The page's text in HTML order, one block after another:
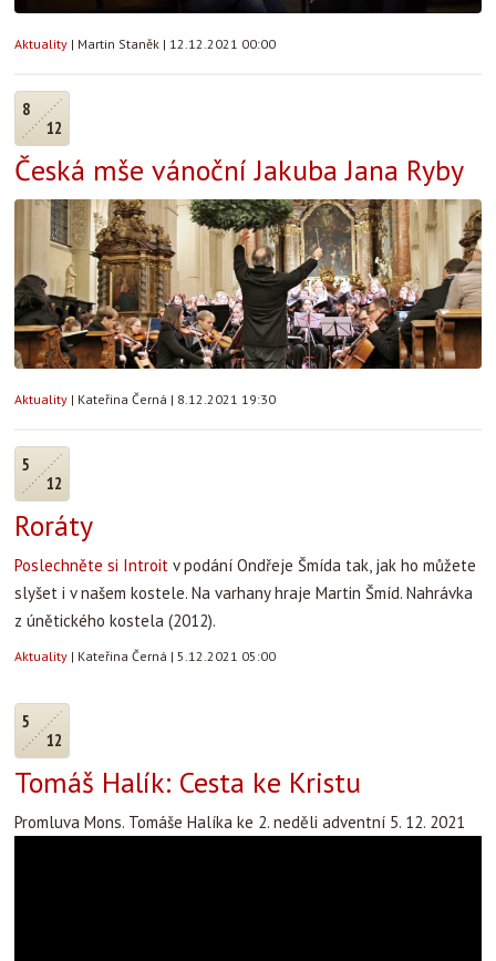
Aktuality | Martin Staněk | 12.12.2021 00:00
8
12
Česká mše vánoční Jakuba Jana Ryby
Aktuality | Kateřina Černá | 8.12.2021 19:30
5
12
Roráty
Poslechněte si Introit v podání Ondřeje Šmída tak, jak ho můžete
slyšet i v našem kostele. Na varhany hraje Martin Šmíd. Nahrávka
z únětického kostela (2012).
Aktuality | Kateřina Černá | 5.12.2021 05:00
5
12
Tomáš Halík: Cesta ke Kristu
Promluva Mons. Tomáše Halíka ke 2. neděli adventní 5. 12. 2021